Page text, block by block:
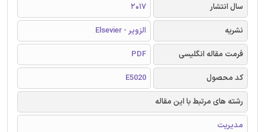
سال انتشار
2017
نشریه
الزویر - Elsevier
فرمت مقاله انگلیسی
PDF
کد محصول
E5020
رشته های مرتبط با این مقاله
مدیریت